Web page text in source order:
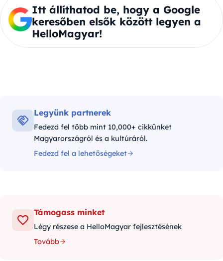
Itt állíthatod be, hogy a Google
keresőben elsők között legyen a
HelloMagyar!
Legyünk partnerek
Fedezd fel több mint 10,000+ cikkünket
Magyarországról és a kultúráról.
Fedezd fel a lehetőségeket
Támogass minket
Légy részese a HelloMagyar fejlesztésének
Tovább